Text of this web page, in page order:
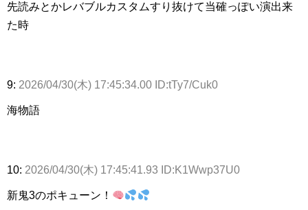
先読みとかレバブルカスタムすり抜けて当確っぽい演出来
た時
9: 2026/04/30(木) 17:45:34.00 ID:tTy7/Cuk0
海物語
10: 2026/04/30(木) 17:45:41.93 ID:K1Wwp37U0
新鬼3のポキューン！